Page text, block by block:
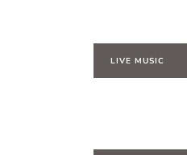
LIVE MUSIC